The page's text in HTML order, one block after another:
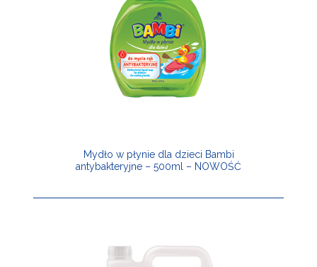
Mydło w płynie dla dzieci Bambi
antybakteryjne – 500ml – NOWOŚĆ